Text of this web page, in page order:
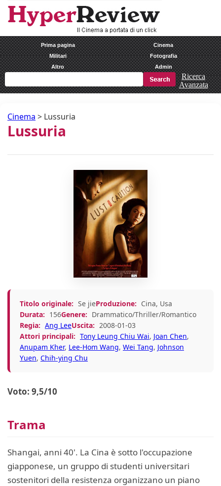
Prima pagina
Cinema
Militari
Fotografia
Altro
Admin
Ricerca
Avanzata
Cinema > Lussuria
Lussuria
Titolo originale: Se jieProduzione: Cina, Usa
Durata: 156Genere: Drammatico/Thriller/Romantico
Regia: Ang LeeUscita: 2008-01-03
Attori principali: Tony Leung Chiu Wai, Joan Chen,
Anupam Kher, Lee-Hom Wang, Wei Tang, Johnson
Yuen, Chih-ying Chu
Voto: 9,5/10
Trama
Shangai, anni 40'. La Cina è sotto l'occupazione
giapponese, un gruppo di studenti universitari
sostenitori della resistenza organizzano un piano